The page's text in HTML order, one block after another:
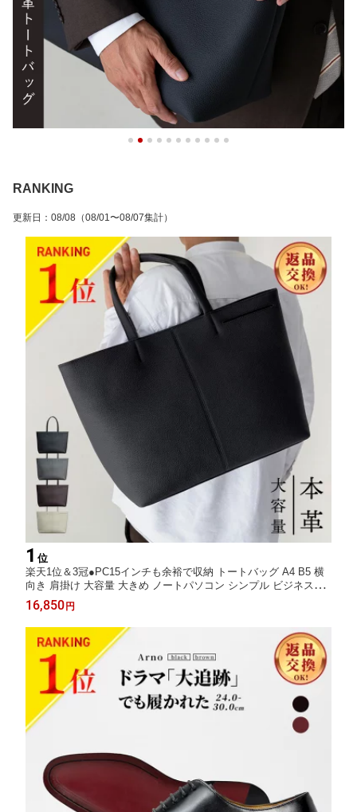
RANKING
更新日 ： 08/08 （08/01〜08/07集計）
1 位
楽天1位＆3冠●PC15インチも余裕で収納 トートバッグ A4 B5 横
向き 肩掛け 大容量 大きめ ノートパソコン シンプル ビジネスバ
ッグ 本革 牛革 レザー 通勤 通学 旅行 出張 自立 倒れない おしゃ
れ メンズ ギフト ブラック グレー ブラウン ベージュ
16,850 円